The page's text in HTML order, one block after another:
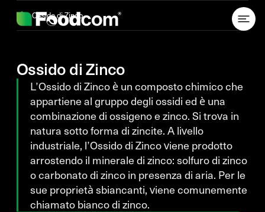
Ossido di Zinco
Ossido di Zinco
L’Ossido di Zinco è un composto chimico che
appartiene al gruppo degli ossidi ed è una
combinazione di ossigeno e zinco. Si trova in
natura sotto forma di zincite. A livello
industriale, l’Ossido di Zinco viene prodotto
arrostendo il minerale di zinco: solfuro di zinco
o carbonato di zinco in presenza di aria. Per le
sue proprietà sbiancanti, viene comunemente
chiamato bianco di zinco.